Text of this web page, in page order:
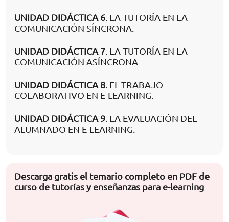
UNIDAD DIDÁCTICA 6. LA TUTORÍA EN LA
COMUNICACIÓN SÍNCRONA.
UNIDAD DIDÁCTICA 7. LA TUTORÍA EN LA
COMUNICACIÓN ASÍNCRONA
UNIDAD DIDÁCTICA 8. EL TRABAJO
COLABORATIVO EN E-LEARNING.
UNIDAD DIDÁCTICA 9. LA EVALUACIÓN DEL
ALUMNADO EN E-LEARNING.
Descarga gratis el temario completo en PDF de
curso de tutorías y enseñanzas para e-learning